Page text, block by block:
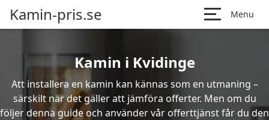
Kamin-pris.se Menu
Kamin i Kvidinge
Att installera en kamin kan kännas som en utmaning –
särskilt när det gäller att jämföra offerter. Men om du
följer denna guide och använder vår offerttjänst får du den